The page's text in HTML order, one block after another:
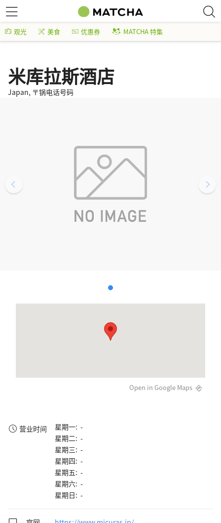
观光 美食 优惠券 MATCHA 特集
米库拉斯酒店
Japan, 〒锅电话号码
Open in Google Maps
营业时间
星期一: -
星期二: -
星期三: -
星期四: -
星期五: -
星期六: -
星期日: -